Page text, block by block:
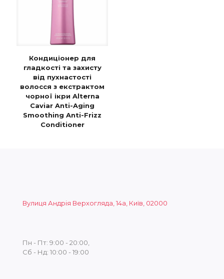
Кондиціонер для
гладкості та захисту
від пухнастості
волосся з екстрактом
чорної ікри Alterna
Caviar Anti-Aging
Smoothing Anti-Frizz
Conditioner
Вулиця Андрія Верхогляда, 14а, Київ, 02000
Пн - Пт: 9:00 - 20:00,
Сб - Нд: 10:00 - 19:00